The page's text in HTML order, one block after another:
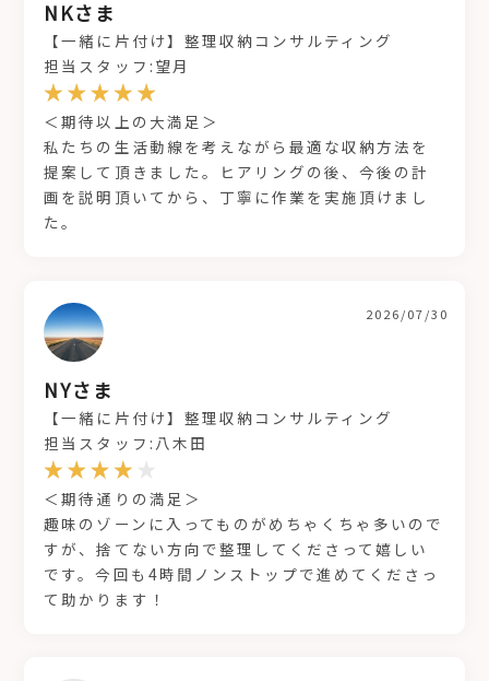
NKさま
【一緒に片付け】整理収納コンサルティング
担当スタッフ:望月
＜期待以上の大満足＞
私たちの生活動線を考えながら最適な収納方法を
提案して頂きました。ヒアリングの後、今後の計
画を説明頂いてから、丁寧に作業を実施頂けまし
た。
NYさま
2026/07/30
【一緒に片付け】整理収納コンサルティング
担当スタッフ:八木田
＜期待通りの満足＞
趣味のゾーンに入ってものがめちゃくちゃ多いので
すが、捨てない方向で整理してくださって嬉しい
です。今回も4時間ノンストップで進めてくださっ
て助かります！